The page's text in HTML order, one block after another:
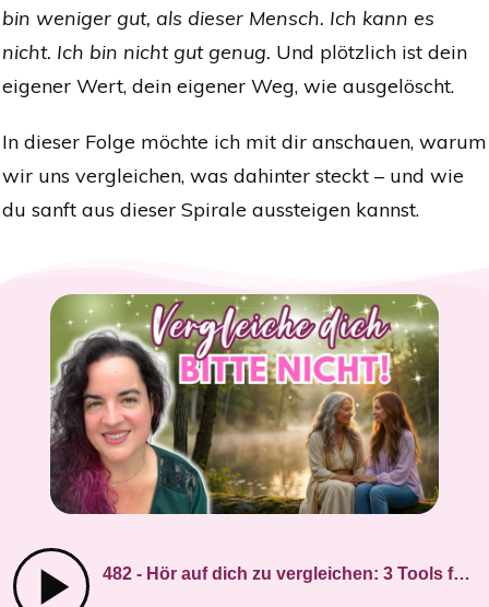
bin weniger gut, als dieser Mensch. Ich kann es
nicht. Ich bin nicht gut genug. Und plötzlich ist dein
eigener Wert, dein eigener Weg, wie ausgelöscht.
In dieser Folge möchte ich mit dir anschauen, warum
wir uns vergleichen, was dahinter steckt – und wie
du sanft aus dieser Spirale aussteigen kannst.